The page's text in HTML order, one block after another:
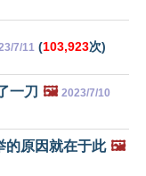
7/11 (103,923次)
一刀 🖼️ 2023/7/10
的原因就在于此 🖼️